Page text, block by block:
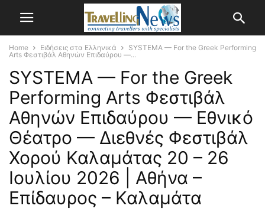
Home Ειδήσεις στα Ελληνικά
SYSTEMA — For the Greek Performing
Arts Φεστιβάλ Αθηνών Επιδαύρου —...
SYSTEMA — For the Greek
Performing Arts Φεστιβάλ
Αθηνών Επιδαύρου — Εθνικό
Θέατρο — Διεθνές Φεστιβάλ
Χορού Καλαμάτας 20 – 26
Ιουλίου 2026 | Αθήνα –
Επίδαυρος – Καλαμάτα